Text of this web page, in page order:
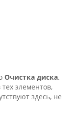
Очистка диска.
элементов,
здесь, не